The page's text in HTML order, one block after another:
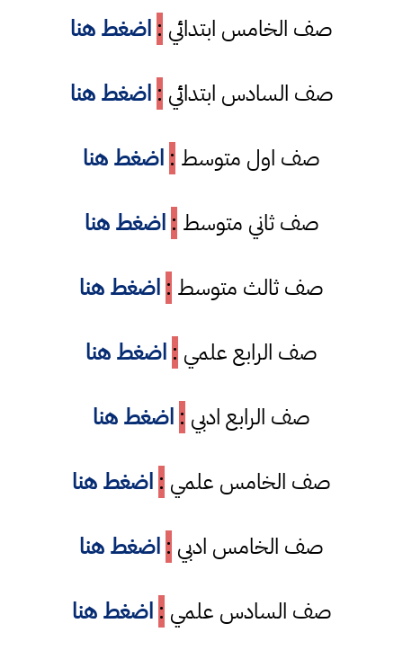
صف الخامس ابتدائي : اضغط هنا
صف السادس ابتدائي : اضغط هنا
صف اول متوسط : اضغط هنا
صف ثاني متوسط : اضغط هنا
صف ثالث متوسط : اضغط هنا
صف الرابع علمي : اضغط هنا
صف الرابع ادبي : اضغط هنا
صف الخامس علمي : اضغط هنا
صف الخامس ادبي : اضغط هنا
صف السادس علمي : اضغط هنا